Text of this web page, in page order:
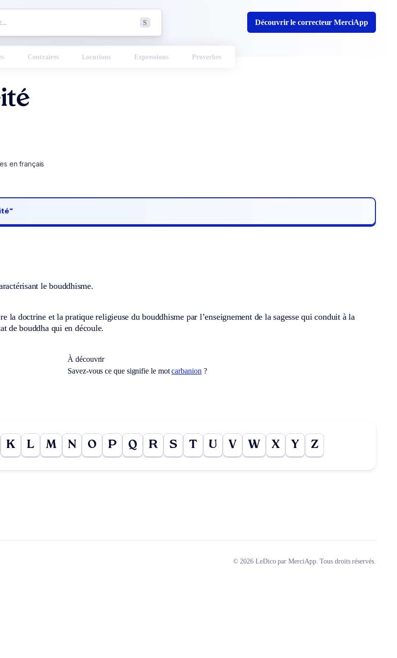
S Découvrir le correcteur MerciApp
Contraires Locutions Expressions Proverbes
en français
le bouddhisme.
la doctrine et la pratique religieuse du bouddhisme par l’enseignement de la sagesse qui conduit à la
de bouddha qui en découle.
À découvrir
Savez-vous ce que signifie le motcarbanion ?
K L M N O P Q R S T U V W X Y Z
© 2026 LeDico par MerciApp. Tous droits réservés.